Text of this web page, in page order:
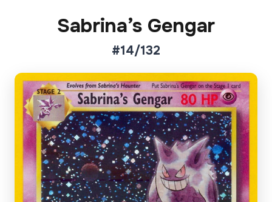
Sabrina’s Gengar
#14/132